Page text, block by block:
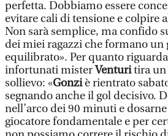
perfetta. Dobbiamo essere
evitare cali di tensione e colpire
Non sarà semplice, ma confido
dei miei ragazzi che formano un
equilibrato». Per quanto
infortunati misterVenturitira un
sollievo: «Gonziè rientrato
segnando anche il gol decisivo.
nell’arco dei 90 minuti e dosarne
giocatore fondamentale e per